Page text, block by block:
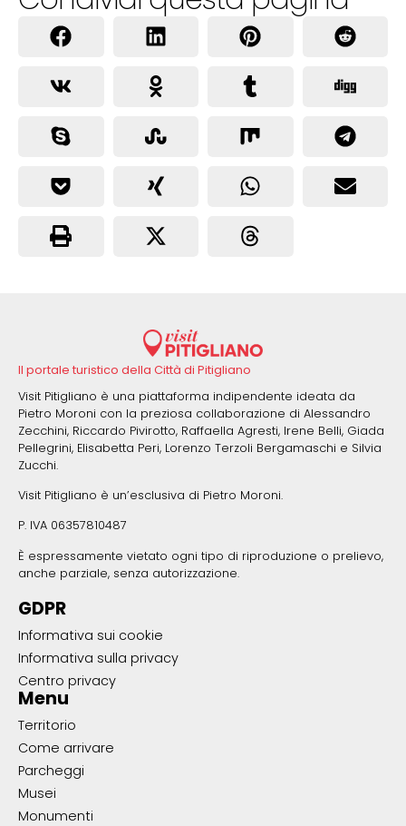
Il portale turistico della Città di Pitigliano
Visit Pitigliano è una piattaforma indipendente ideata da
Pietro Moroni con la preziosa collaborazione di Alessandro
Zecchini, Riccardo Pivirotto, Raffaella Agresti, Irene Belli, Giada
Pellegrini, Elisabetta Peri, Lorenzo Terzoli Bergamaschi e Silvia
Zucchi.
Visit Pitigliano è un’esclusiva di Pietro Moroni.
P. IVA 06357810487
È espressamente vietato ogni tipo di riproduzione o prelievo,
anche parziale, senza autorizzazione.
GDPR
Informativa sui cookie
Informativa sulla privacy
Centro privacy
Menu
Territorio
Come arrivare
Parcheggi
Musei
Monumenti